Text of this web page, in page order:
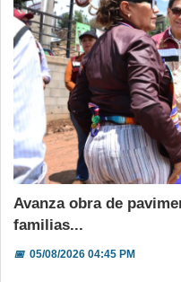
Avanza obra de
familias...
📅05/08/2026 04:45 PM